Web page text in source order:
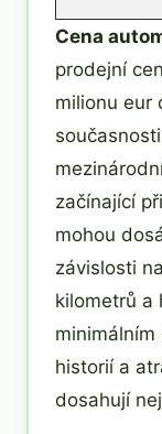
Cena
prodejní
milionu eur
začínající
mohou
závislosti
kilometrů a
historií a
dosahují